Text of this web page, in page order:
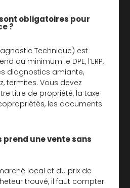
obligatoires pour
?
Technique) est
au minimum le DPE, l’ERP,
diagnostics amiante,
termites. Vous devez
titre de propriété, la taxe
les documents
prend une vente sans
local et du prix de
trouvé, il faut compter